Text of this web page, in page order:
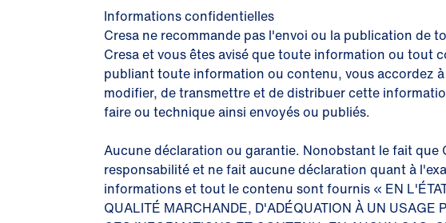
Informations confidentielles
Cresa ne recommande pas l'envoi ou la publication de
Cresa et vous êtes avisé que toute information ou tout
publiant toute information ou contenu, vous accordez
modifier, de transmettre et de distribuer cette
faire ou technique ainsi envoyés ou publiés.
Aucune déclaration ou garantie. Nonobstant le fait que
responsabilité et ne fait aucune déclaration quant à
informations et tout le contenu sont fournis « EN
QUALITÉ MARCHANDE, D'ADÉQUATION À UN USAGE